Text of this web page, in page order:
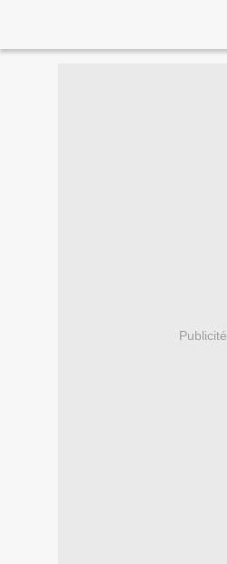
Publicité